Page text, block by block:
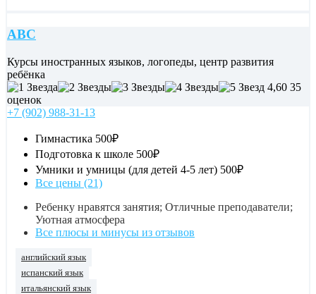
ABC
Курсы иностранных языков, логопеды, центр развития
ребёнка
4,60 35
оценок
+7 (902) 988-31-13
Гимнастика 500₽
Подготовка к школе 500₽
Умники и умницы (для детей 4-5 лет) 500₽
Все цены (21)
Ребенку нравятся занятия; Отличные преподаватели;
Уютная атмосфера
Все плюсы и минусы из отзывов
английский язык
испанский язык
итальянский язык